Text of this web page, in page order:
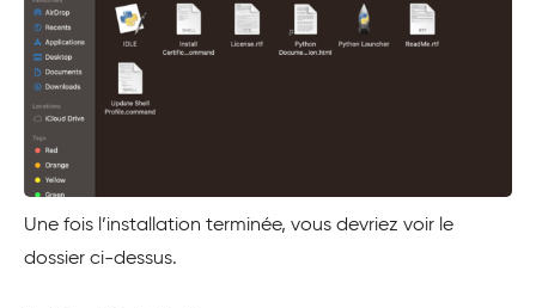
Une fois l’installation terminée, vous devriez voir le
dossier ci-dessus.